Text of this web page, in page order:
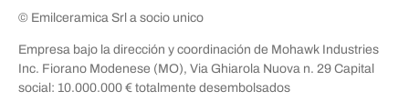
© Emilceramica Srl a socio unico
Empresa bajo la dirección y coordinación de Mohawk Industries
Inc. Fiorano Modenese (MO), Via Ghiarola Nuova n. 29 Capital
social: 10.000.000 € totalmente desembolsados